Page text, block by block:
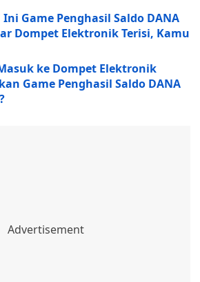
Game Penghasil Saldo DANA
Dompet Elektronik Terisi, Kamu
ke Dompet Elektronik
Game Penghasil Saldo DANA